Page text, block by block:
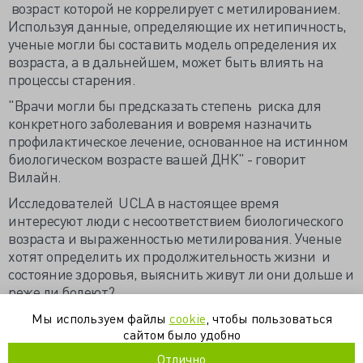
возраст которой не коррелирует с метилированием.
Используя данные, определяющие их нетипичность,
ученые могли бы составить модель определения их
возраста, а в дальнейшем, может быть влиять на
процессы старения.
"Врачи могли бы предсказать степень риска для
конкретного заболевания и вовремя назначить
профилактическое лечение, основанное на истинном
биологическом возрасте вашей ДНК" - говорит
Вилайн.
Исследователей UCLA в настоящее время
интересуют люди с несоответствием биологического
возраста и выраженностью метилирования. Ученые
хотят определить их продолжительность жизни и
состояние здоровья, выяснить живут ли они дольше и
реже ли болеют?
http://newsroom.ucla.edu/portal/ucla/ucla-scientists-
accurately-predict-208365.aspx
Мы используем файлы cookie , чтобы пользоваться
сайтом было удобно
Отлично